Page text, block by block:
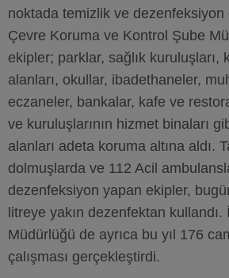
noktada temizlik ve dezenfeksiyon
Çevre Koruma ve Kontrol Şube
ekipler; parklar, sağlık kuruluşları,
alanları, okullar, ibadethaneler,
eczaneler, bankalar, kafe ve
ve kuruluşlarının hizmet binaları
alanları adeta koruma altına aldı.
dolmuşlarda ve 112 Acil
dezenfeksiyon yapan ekipler,
litreye yakın dezenfektan kullandı.
Müdürlüğü de ayrıca bu yıl 176
çalışması gerçekleştirdi.